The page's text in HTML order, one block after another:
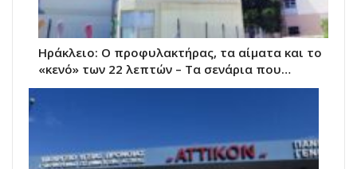
Ηράκλειο: Ο προφυλακτήρας, τα αίματα και το
«κενό» των 22 λεπτών – Τα σενάρια που…